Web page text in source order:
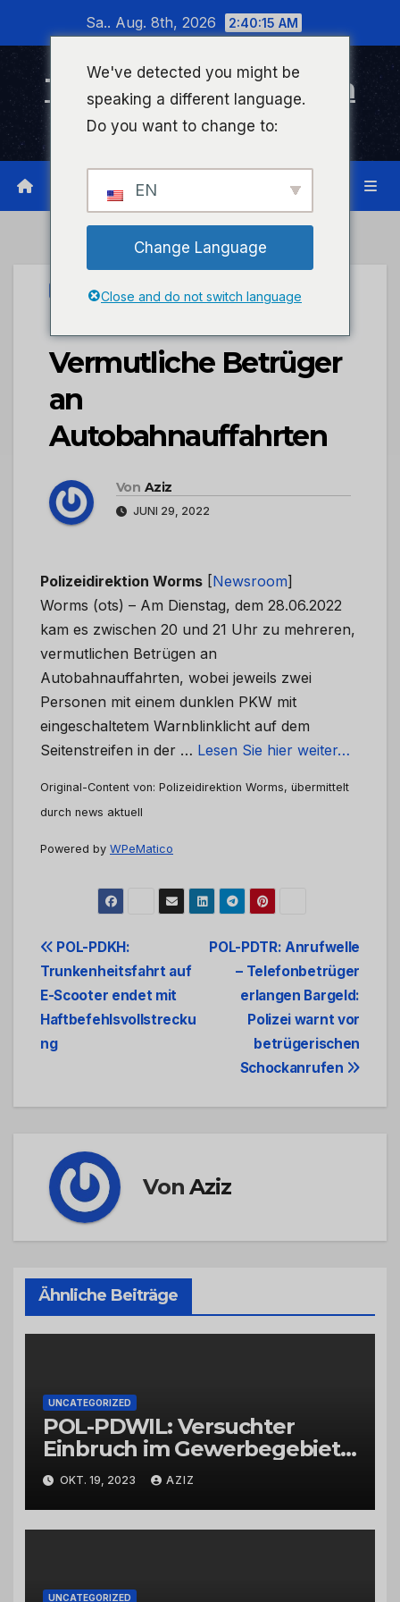
wechseln
Sa.. Aug. 8th, 2026 2:40:15 AM
Timeline Bad Kreuznach
Infonetzwerk für Bad Kreuznach
UNCATEGORIZED
POL-PDWO:
Vermutliche Betrüger
an
Autobahnauffahrten
Von Aziz
JUNI 29, 2022
Polizeidirektion Worms [Newsroom]
Worms (ots) – Am Dienstag, dem 28.06.2022
kam es zwischen 20 und 21 Uhr zu mehreren,
vermutlichen Betrügen an
Autobahnauffahrten, wobei jeweils zwei
Personen mit einem dunklen PKW mit
eingeschaltetem Warnblinklicht auf dem
Seitenstreifen in der … Lesen Sie hier weiter…
Original-Content von: Polizeidirektion Worms, übermittelt
durch news aktuell
Powered by WPeMatico
Beitrags-
Navigation
POL-PDTR: Anrufwelle
– Telefonbetrüger
erlangen Bargeld:
Polizei warnt vor
betrügerischen
Schockanrufen
POL-PDKH:
Trunkenheitsfahrt auf
E-Scooter endet mit
Haftbefehlsvollstrecku
ng
VonAziz
Ähnliche Beiträge
UNCATEGORIZED
POL-PDWIL: Versuchter
Einbruch im Gewerbegebiet
Wittlich
OKT. 19, 2023 AZIZ
UNCATEGORIZED
We've detected you might be
speaking a different language.
Do you want to change to:
EN
Change Language
Close and do not switch language